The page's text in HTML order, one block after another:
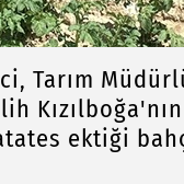
Tarım
ektiği